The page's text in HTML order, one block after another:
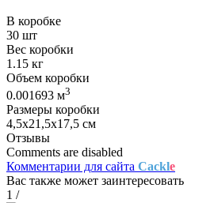
В коробке
30 шт
Вес коробки
1.15 кг
Объем коробки
0.001693 м3
Размеры коробки
4,5х21,5х17,5 см
Отзывы
Comments are disabled
Комментарии для сайта Cackle
Вас также может заинтересовать
1 /